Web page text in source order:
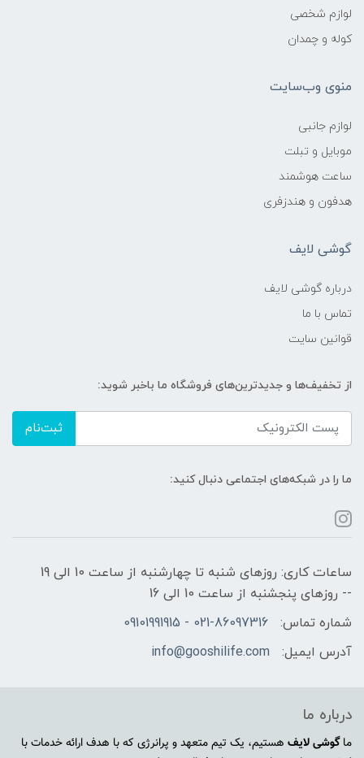
لوازم شخصی
کوله و چمدان
منوی وب‌سایت
لوازم جانبی
موبایل و تبلت
ساعت هوشمند
هدفون و هندزفری
گوشی لایف
درباره گوشی لایف
تماس با ما
قوانین سایت
از تخفیف‌ها و جدیدترین‌های فروشگاه ما باخبر شوید:
ثبت‌نام
ما را در شبکه‌های اجتماعی دنبال کنید:
ساعات کاری: روزهای شنبه تا چهارشنبه از ساعت 10 الی 19
-- روزهای پنجشنبه از ساعت 10 الی 16
شماره تماس:
021-86097316 - 09101991915
آدرس ایمیل:
info@gooshilife.com
درباره ما
ماگوشی لایف هستیم، یک تیم متعهد و پرانرژی که با هدف ارائه خدمات با